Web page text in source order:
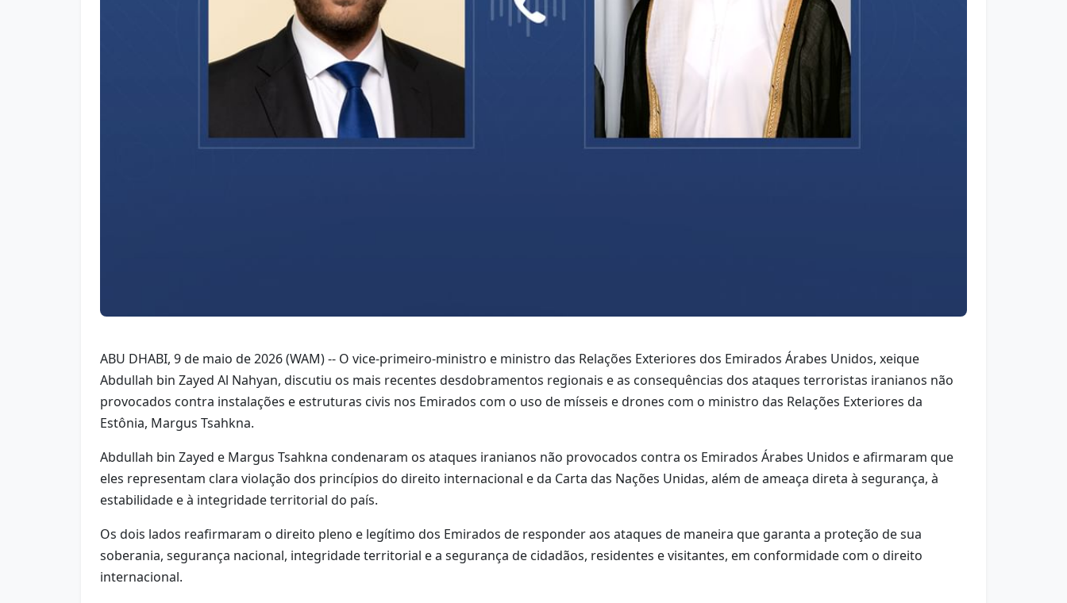
ABU DHABI, 9 de maio de 2026 (WAM) -- O vice-primeiro-ministro e ministro das Relações Exteriores dos Emirados Árabes Unidos, xeique
Abdullah bin Zayed Al Nahyan, discutiu os mais recentes desdobramentos regionais e as consequências dos ataques terroristas iranianos não
provocados contra instalações e estruturas civis nos Emirados com o uso de mísseis e drones com o ministro das Relações Exteriores da
Estônia, Margus Tsahkna.
Abdullah bin Zayed e Margus Tsahkna condenaram os ataques iranianos não provocados contra os Emirados Árabes Unidos e afirmaram que
eles representam clara violação dos princípios do direito internacional e da Carta das Nações Unidas, além de ameaça direta à segurança, à
estabilidade e à integridade territorial do país.
Os dois lados reafirmaram o direito pleno e legítimo dos Emirados de responder aos ataques de maneira que garanta a proteção de sua
soberania, segurança nacional, integridade territorial e a segurança de cidadãos, residentes e visitantes, em conformidade com o direito
internacional.